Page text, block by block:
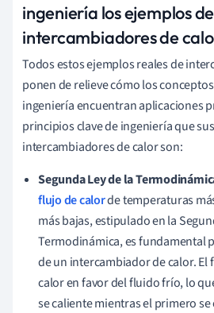
ingeniería los ejemplos de
intercambiadores de
Todos estos ejemplos reales de
ponen de relieve cómo los
ingeniería encuentran aplicaciones
principios clave de ingeniería que
intercambiadores de calor son:
Segunda Ley de la
flujo de calorde temperaturas
más bajas, estipulado en la
Termodinámica, es fundamental
de un intercambiador de calor.
calor en favor del fluido frío, lo
se caliente mientras el primero